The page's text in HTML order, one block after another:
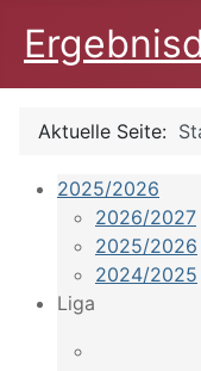
Aktuelle Seite:
2025/2026
2026/2027
2025/2026
2024/2025
Liga